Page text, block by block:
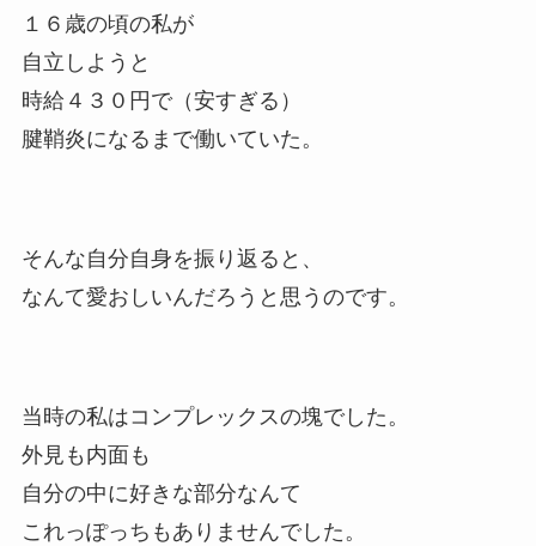
１６歳の頃の私が
自立しようと
時給４３０円で（安すぎる）
腱鞘炎になるまで働いていた。
そんな自分自身を振り返ると、
なんて愛おしいんだろうと思うのです。
当時の私はコンプレックスの塊でした。
外見も内面も
自分の中に好きな部分なんて
これっぽっちもありませんでした。